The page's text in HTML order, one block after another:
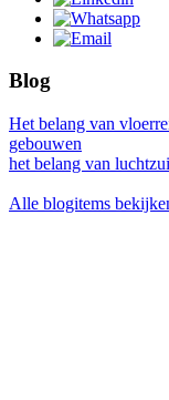
Blog
Het belang van
gebouwen
het belang van
Alle blogitems